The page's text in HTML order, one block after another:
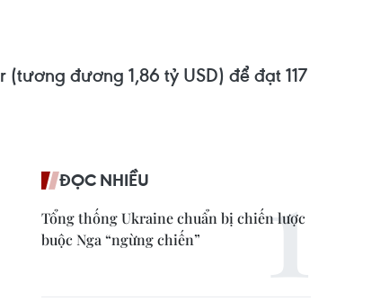
đương 1,86 tỷ USD) để đạt 117
ĐỌC NHIỀU
Tổng thống Ukraine chuẩn bị chiến lược
buộc Nga “ngừng chiến”